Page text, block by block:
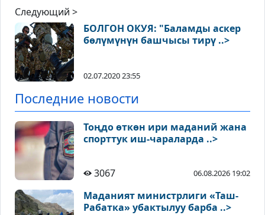
Следующий >
БОЛГОН ОКУЯ: "Баламды аскер
бөлүмүнүн башчысы тирү ..>
02.07.2020 23:55
Последние новости
Тоңдо өткөн ири маданий жана
спорттук иш-чараларда ..>
3067 06.08.2026 19:02
Маданият министрлиги «Таш-
Рабатка» убактылуу барба ..>